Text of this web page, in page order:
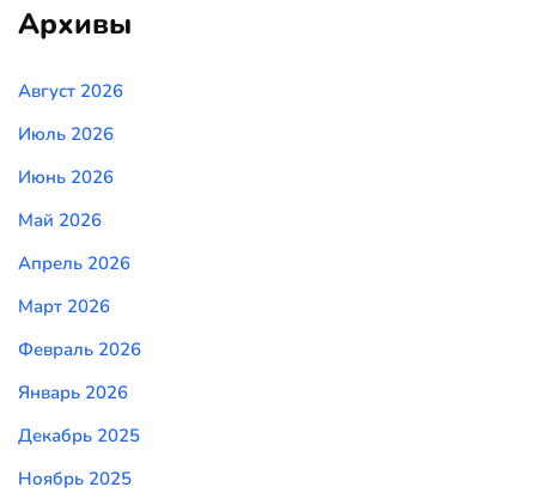
Архивы
Август 2026
Июль 2026
Июнь 2026
Май 2026
Апрель 2026
Март 2026
Февраль 2026
Январь 2026
Декабрь 2025
Ноябрь 2025